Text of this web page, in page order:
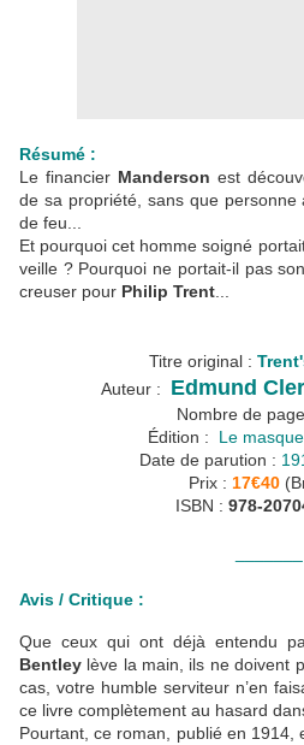
Résumé :
Le financier Manderson est
de sa propriété, sans que
de feu...
Et pourquoi cet homme soigné
veille ? Pourquoi ne portait-il pas
creuser pour Philip Trent
Titre original :
Auteur : Edmund
Nombre de
Édition : Le
Date de parution :
Prix : 17€40
ISBN : 978-
Avis / Critique :
Que ceux qui ont déjà entendu
Bentley lève la main, ils ne doivent
cas, votre humble serviteur n’en
ce livre complètement au hasard
Pourtant, ce roman, publié en 1914,